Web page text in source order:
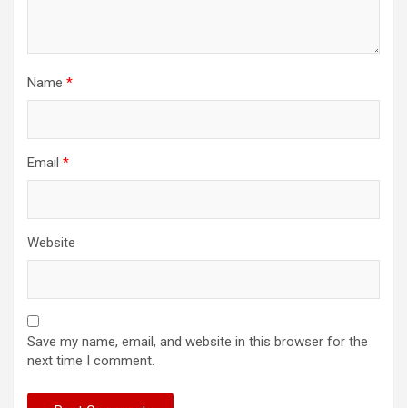
Name *
Email *
Website
Save my name, email, and website in this browser for the
next time I comment.